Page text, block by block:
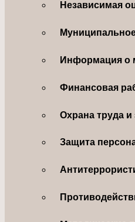
Независимая
Информация о
Финансовая
Охрана труда и
Защита